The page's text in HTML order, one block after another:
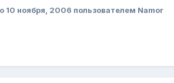
10 ноября, 2006 пользователем Namor